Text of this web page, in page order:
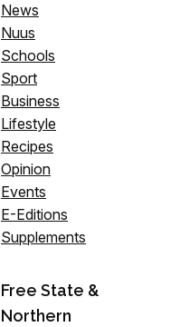
News
Nuus
Schools
Sport
Business
Lifestyle
Recipes
Opinion
Events
E-Editions
Supplements
Free State &
Northern